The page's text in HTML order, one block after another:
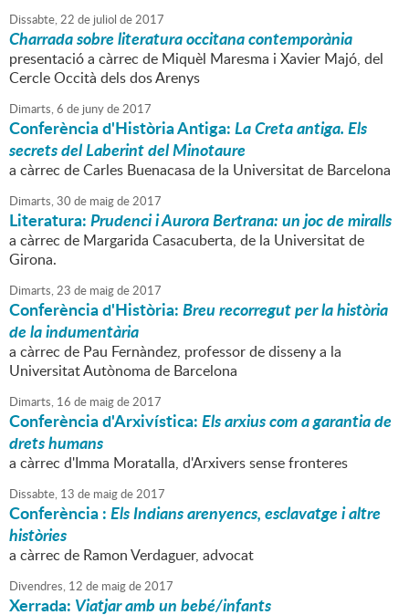
Dissabte,22 de juliol de2017
Charrada sobre literatura occitana contemporània
presentació a càrrec de Miquèl Maresma i Xavier Majó, del
Cercle Occità dels dos Arenys
Dimarts,6 de junyde2017
Conferència d'Història Antiga:La Creta antiga. Els
secrets del Laberint del Minotaure
a càrrec de Carles Buenacasa de la Universitat de Barcelona
Dimarts,30 de maigde2017
Literatura:Prudenci i Aurora Bertrana: un joc de miralls
a càrrec de Margarida Casacuberta, de la Universitat de
Girona.
Dimarts,23 de maigde2017
Conferència d'Història:Breu recorregut per la història
de la indumentària
a càrrec de Pau Fernàndez, professor de disseny a la
Universitat Autònoma de Barcelona
Dimarts, 16 de maigde2017
Conferència d'Arxivística:Els arxius com a garantia de
drets humans
a càrrec d'Imma Moratalla, d'Arxivers sense fronteres
Dissabte, 13 de maigde2017
Conferència :Els Indians arenyencs, esclavatge i altre
històries
a càrrec de Ramon Verdaguer, advocat
Divendres, 12 de maigde2017
Xerrada: Viatjar amb un bebé/infants